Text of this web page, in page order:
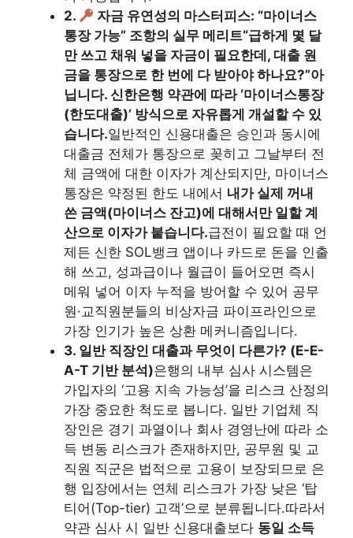
2.
자금 유연성의 마스터피스: “마이너스
통장 가능” 조항의 실무 메리트“급하게 몇 달
만 쓰고 채워 넣을 자금이 필요한데, 대출 원
금을 통장으로 한 번에 다 받아야 하나요?”아
닙니다. 신한은행 약관에 따라 ‘마이너스통장
(한도대출)’ 방식으로 자유롭게 개설할 수 있
습니다.일반적인 신용대출은 승인과 동시에
대출금 전체가 통장으로 꽂히고 그날부터 전
체 금액에 대한 이자가 계산되지만, 마이너스
통장은 약정된 한도 내에서 내가 실제 꺼내
쓴 금액(마이너스 잔고)에 대해서만 일할 계
산으로 이자가 붙습니다.급전이 필요할 때 언
제든 신한 SOL뱅크 앱이나 카드로 돈을 인출
해 쓰고, 성과급이나 월급이 들어오면 즉시
메워 넣어 이자 누적을 방어할 수 있어 공무
원·교직원분들의 비상자금 파이프라인으로
가장 인기가 높은 상환 메커니즘입니다.
3. 일반 직장인 대출과 무엇이 다른가? (E-E-
A-T 기반 분석)은행의 내부 심사 시스템은
가입자의 ‘고용 지속 가능성’을 리스크 산정의
가장 중요한 척도로 봅니다. 일반 기업체 직
장인은 경기 과열이나 회사 경영난에 따라 소
득 변동 리스크가 존재하지만, 공무원 및 교
직원 직군은 법적으로 고용이 보장되므로 은
행 입장에서는 연체 리스크가 가장 낮은 ‘탑
티어(Top-tier) 고객’으로 분류됩니다.따라서
약관 심사 시 일반 신용대출보다 동일 소득